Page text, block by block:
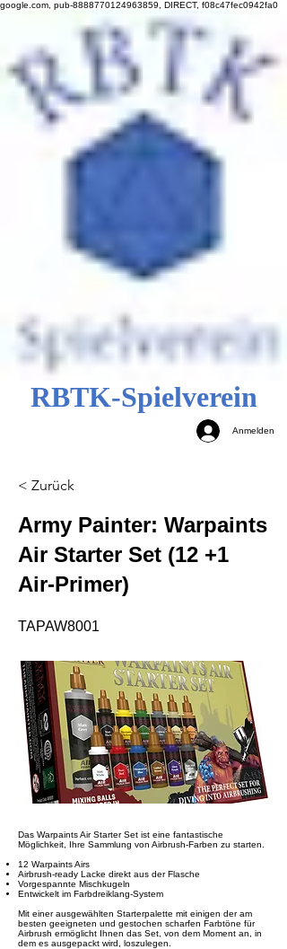
google.com, pub-8888770124963859, DIRECT, f08c47fec0942fa0
RBTK-Spielverein
Anmelden
< Zurück
Army Painter: Warpaints
Air Starter Set (12 +1
Air-Primer)
TAPAW8001
Das Warpaints Air Starter Set ist eine fantastische
Möglichkeit, Ihre Sammlung von Airbrush-Farben zu starten.
12 Warpaints Airs
Airbrush-ready Lacke direkt aus der Flasche
Vorgespannte Mischkugeln
Entwickelt im Farbdreiklang-System
Mit einer ausgewählten Starterpalette mit einigen der am
besten geeigneten und gestochen scharfen Farbtöne für
Airbrush ermöglicht Ihnen das Set, von dem Moment an, in
dem es ausgepackt wird, loszulegen.